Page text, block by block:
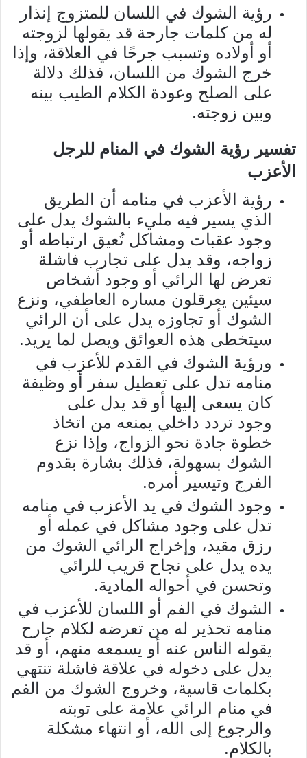
رؤية الشوك في اللسان للمتزوج إنذار
له من كلمات جارحة قد يقولها لزوجته
أو أولاده وتسبب جرحًا في العلاقة، وإذا
خرج الشوك من اللسان، فذلك دلالة
على الصلح وعودة الكلام الطيب بينه
وبين زوجته.
تفسير رؤية الشوك في المنام للرجل
الأعزب
رؤية الأعزب في منامه أن الطريق
الذي يسير فيه مليء بالشوك يدل على
وجود عقبات ومشاكل تُعيق ارتباطه أو
زواجه، وقد يدل على تجارب فاشلة
تعرض لها الرائي أو وجود أشخاص
سيئين يعرقلون مساره العاطفي، ونزع
الشوك أو تجاوزه يدل على أن الرائي
سيتخطى هذه العوائق ويصل لما يريد.
ورؤية الشوك في القدم للأعزب في
منامه تدل على تعطيل سفر أو وظيفة
كان يسعى إليها أو قد يدل على
وجود تردد داخلي يمنعه من اتخاذ
خطوة جادة نحو الزواج، وإذا نزع
الشوك بسهولة، فذلك بشارة بقدوم
الفرج وتيسير أمره.
وجود الشوك في يد الأعزب في منامه
تدل على وجود مشاكل في عمله أو
رزق مقيد، وإخراج الرائي الشوك من
يده يدل على نجاح قريب للرائي
وتحسن في أحواله المادية.
الشوك في الفم أو اللسان للأعزب في
منامه تحذير له من تعرضه لكلام جارح
يقوله الناس عنه أو يسمعه منهم، أو قد
يدل على دخوله في علاقة فاشلة تنتهي
بكلمات قاسية، وخروج الشوك من الفم
في منام الرائي علامة على توبته
والرجوع إلى الله، أو انتهاء مشكلة
بالكلام.